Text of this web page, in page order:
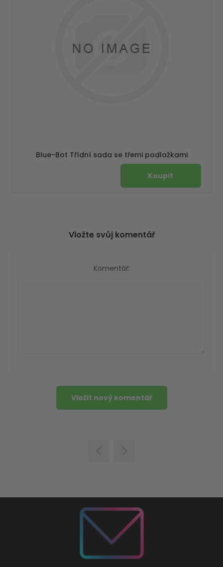
Blue-Bot Třídní sada se třemi podložkami
Vložte svůj komentář
Komentář: